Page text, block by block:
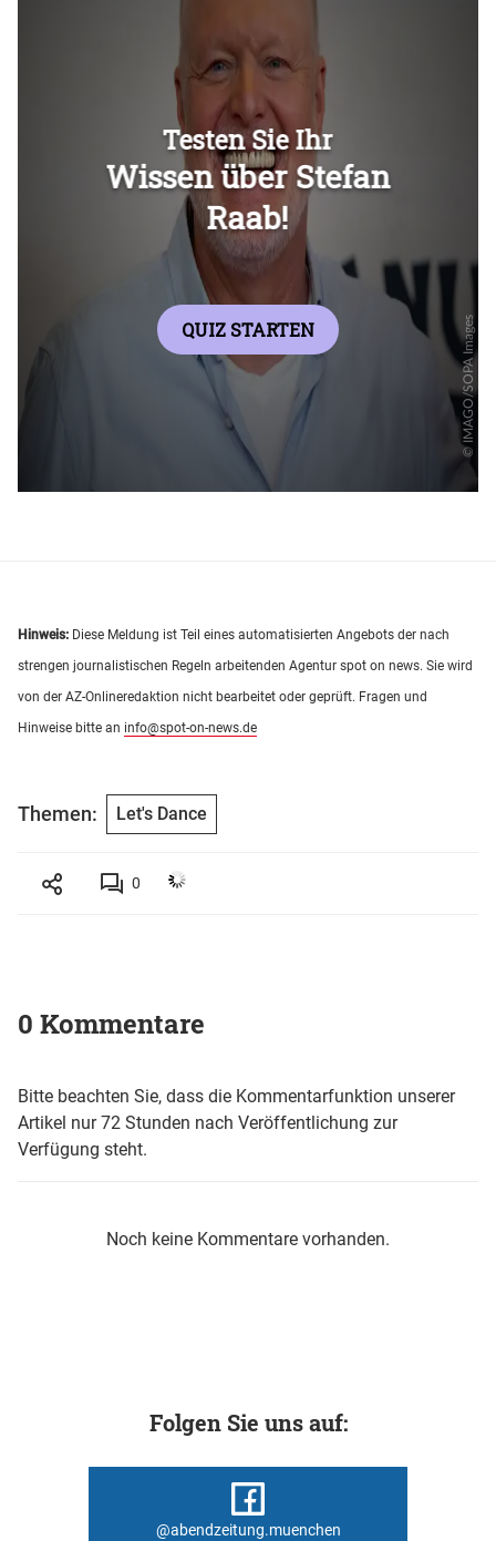
Überspringen
Hinweis: Diese Meldung ist Teil eines automatisierten Angebots der nach
strengen journalistischen Regeln arbeitenden Agentur spot on news. Sie wird
von der AZ-Onlineredaktion nicht bearbeitet oder geprüft. Fragen und
Hinweise bitte an info@spot-on-news.de
Themen: Let's Dance
0
0 Kommentare
Bitte beachten Sie, dass die Kommentarfunktion unserer
Artikel nur 72 Stunden nach Veröffentlichung zur
Verfügung steht.
Noch keine Kommentare vorhanden.
Folgen Sie uns auf:
@abendzeitung.muenchen